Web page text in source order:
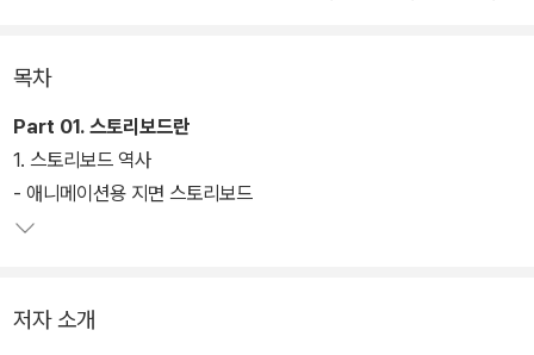
스토리보드 제작에서 가장 중요한 것은 시나리오 분석이다. 시나리오
를 정리하고, 컷의 연속성과 카메라 워크를 효과적으로 활용하는 방
법을 다룬다. 또한, 액션 시퀀스 연출과 소설 한 문장을 활용한 시나리
오 각색을 통한 시각 연출 과정을 상세히 설명한다. 특히, AI(chatG
목차
Part 01. 스토리보드란
1. 스토리보드 역사
- 애니메이션용 지면 스토리보드
저자 소개